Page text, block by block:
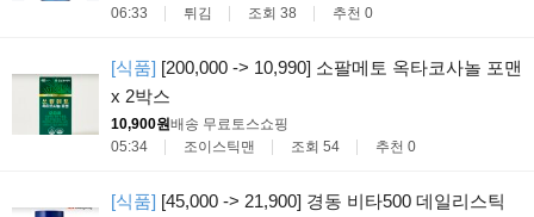
06:33
튀김 조회 38 추천 0
[식품] [200,000 -> 10,990] 소팔메토 옥타코사놀 포맨
x 2박스
10,900원배송 무료 토스쇼핑
05:34
조이스틱맨 조회 54 추천 0
[식품] [45,000 -> 21,900] 경동 비타500 데일리스틱